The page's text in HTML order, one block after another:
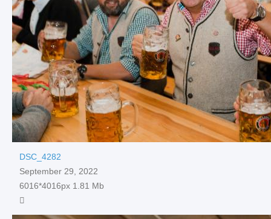
DSC_4282
September 29, 2022
6016*4016px 1.81 Mb